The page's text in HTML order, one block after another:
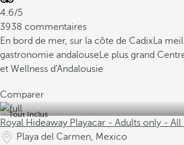
4.6/5
3938 commentaires
En bord de mer, sur la côte de CadixLa
gastronomie andalouseLe plus grand
et Wellness d'Andalousie
Comparer
Tout Inclus
Royal Hideaway Playacar - Adults only - All
Playa del Carmen, Mexico